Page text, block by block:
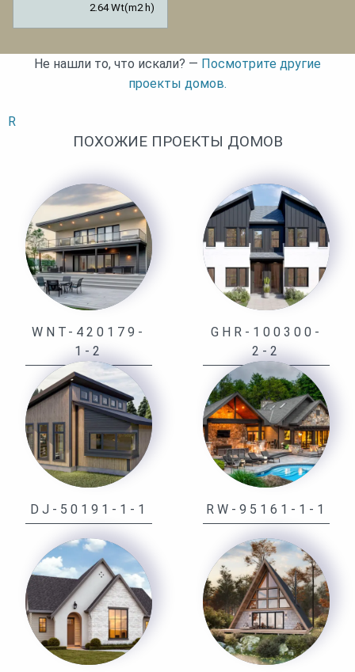
2.64 Wt(m2 h)
Не нашли то, что искали? — Посмотрите другие
проекты домов.
R
ПОХОЖИЕ ПРОЕКТЫ ДОМОВ
WNT-420179-
1-2
GHR-100300-
2-2
DJ-50191-1-1 RW-95161-1-1